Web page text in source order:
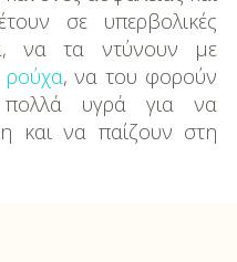
σε υπερβολικές
να τα ντύνουν με
ρούχα, να του φορούν
πολλά υγρά για να
και να παίζουν στη